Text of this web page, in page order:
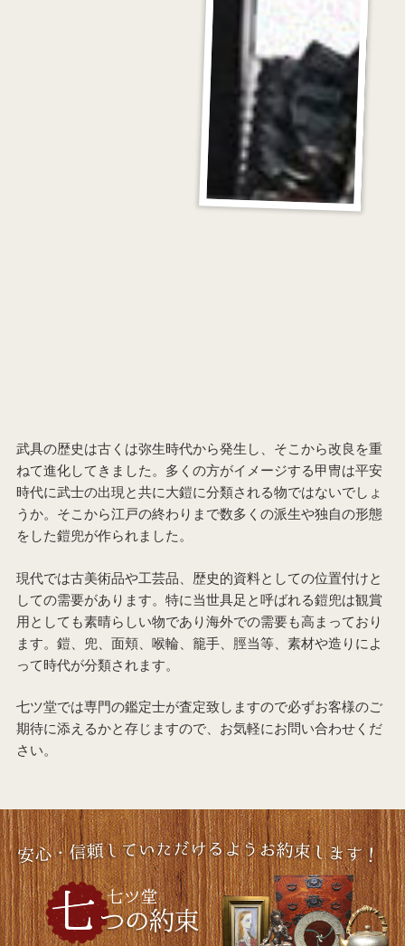
武具の歴史は古くは弥生時代から発生し、そこから改良を重
ねて進化してきました。多くの方がイメージする甲冑は平安
時代に武士の出現と共に大鎧に分類される物ではないでしょ
うか。そこから江戸の終わりまで数多くの派生や独自の形態
をした鎧兜が作られました。
現代では古美術品や工芸品、歴史的資料としての位置付けと
しての需要があります。特に当世具足と呼ばれる鎧兜は観賞
用としても素晴らしい物であり海外での需要も高まっており
ます。鎧、兜、面頬、喉輪、籠手、脛当等、素材や造りによ
って時代が分類されます。
七ツ堂では専門の鑑定士が査定致しますので必ずお客様のご
期待に添えるかと存じますので、お気軽にお問い合わせくだ
さい。